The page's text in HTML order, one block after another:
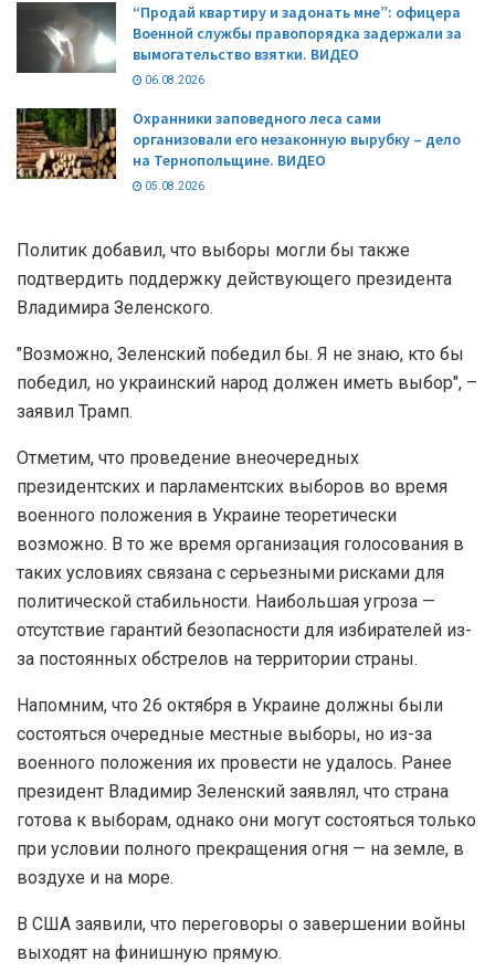
“Продай квартиру и задонать мне”: офицера
Военной службы правопорядка задержали за
вымогательство взятки. ВИДЕО
06.08.2026
Охранники заповедного леса сами
организовали его незаконную вырубку – дело
на Тернопольщине. ВИДЕО
05.08.2026
Политик добавил, что выборы могли бы также
подтвердить поддержку действующего президента
Владимира Зеленского.
"Возможно, Зеленский победил бы. Я не знаю, кто бы
победил, но украинский народ должен иметь выбор", –
заявил Трамп.
Отметим, что проведение внеочередных
президентских и парламентских выборов во время
военного положения в Украине теоретически
возможно. В то же время организация голосования в
таких условиях связана с серьезными рисками для
политической стабильности. Наибольшая угроза —
отсутствие гарантий безопасности для избирателей из-
за постоянных обстрелов на территории страны.
Напомним, что 26 октября в Украине должны были
состояться очередные местные выборы, но из-за
военного положения их провести не удалось. Ранее
президент Владимир Зеленский заявлял, что страна
готова к выборам, однако они могут состояться только
при условии полного прекращения огня — на земле, в
воздухе и на море.
В США заявили, что переговоры о завершении войны
выходят на финишную прямую.